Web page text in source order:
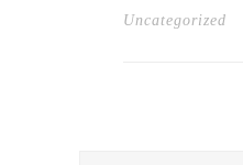
Uncategorized